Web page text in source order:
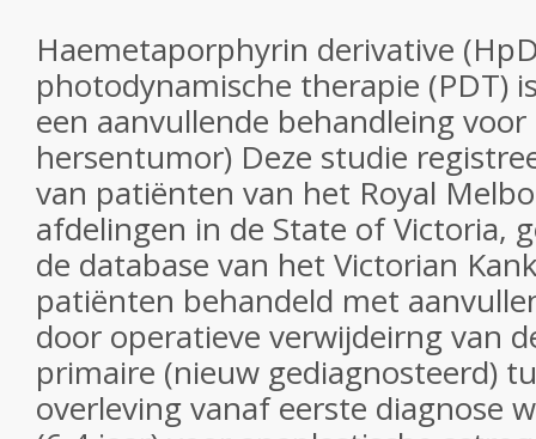
Haemetaporphyrin derivative
photodynamische therapie (PDT)
een aanvullende behandleing
hersentumor) Deze studie
van patiënten van het Royal
afdelingen in de State of Victoria,
de database van het Victorian
patiënten behandeld met
door operatieve verwijdeirng van
primaire (nieuw gediagnosteerd)
overleving vanaf eerste diagnose